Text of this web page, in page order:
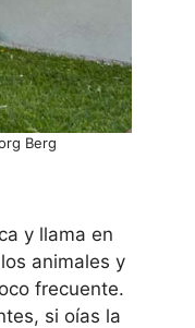
Berg
y llama en
animales y
frecuente.
si oías la